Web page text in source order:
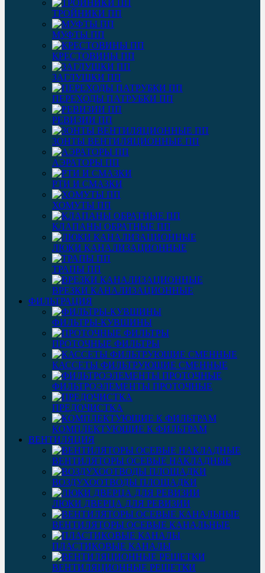
ТРОЙНИКИ ПП
МУФТЫ ПП
КРЕСТОВИНЫ ПП
ЗАГЛУШКИ ПП
ПЕРЕХОДЫ ПАТРУБКИ ПП
РЕВИЗИИ ПП
ЗОНТЫ ВЕНТИЛЯЦИОННЫЕ ПП
АЭРАТОРЫ ПП
РТИ И СМАЗКИ
ХОМУТЫ ПП
КЛАПАНЫ ОБРАТНЫЕ ПП
ЛЮКИ КАНАЛИЗАЦИОННЫЕ
ТРАПЫ ПП
ВРЕЗКИ КАНАЛИЗАЦИОННЫЕ
ФИЛЬТРАЦИЯ
ФИЛЬТРЫ-КУВШИНЫ
ПРОТОЧНЫЕ ФИЛЬТРЫ
КАССЕТЫ ФИЛЬТРУЮЩИЕ СМЕННЫЕ
ФИЛЬТРОЭЛЕМЕНТЫ ПРОТОЧНЫЕ
ПРЕДОЧИСТКА
КОМПЛЕКТУЮЩИЕ К ФИЛЬТРАМ
ВЕНТИЛЯЦИЯ
ВЕНТИЛЯТОРЫ ОСЕВЫЕ НАКЛАДНЫЕ
ВОЗДУХООТВОДЫ ПЛОЩАДКИ
ЛЮКИ ДВЕРЦА ДЛЯ РЕВИЗИИ
ВЕНТИЛЯТОРЫ ОСЕВЫЕ КАНАЛЬНЫЕ
ПЛАСТИКОВЫЕ КАНАЛЫ
ВЕНТИЛЯЦИОННЫЕ РЕШЕТКИ